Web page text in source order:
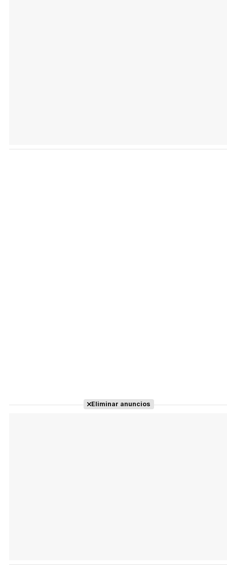
Eliminar anuncios